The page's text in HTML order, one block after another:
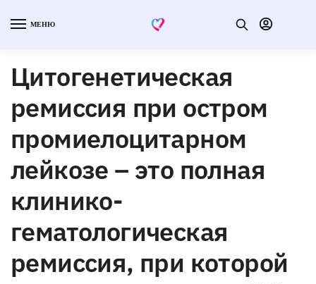
МЕНЮ
Цитогенетическая
ремиссия при остром
промиелоцитарном
лейкозе – это полная
клинико-
гематологическая
ремиссия, при которой